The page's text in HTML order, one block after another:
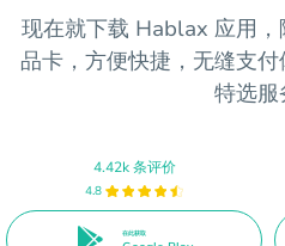
现在就下载 Hablax 应用
品卡，方便快捷，无缝支
特选服
4.42k 条评价
4.8
在此获取